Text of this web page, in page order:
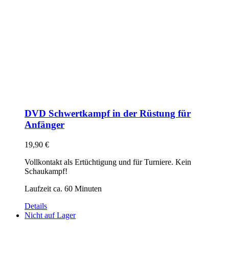
DVD Schwertkampf in der Rüstung für
Anfänger
19,90 €
Vollkontakt als Ertüchtigung und für Turniere. Kein
Schaukampf!
Laufzeit ca. 60 Minuten
Details
Nicht auf Lager